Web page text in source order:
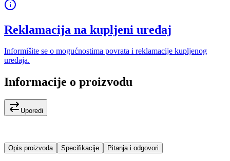
Reklamacija na kupljeni uređaj
Informišite se o mogućnostima povrata i reklamacije kupljenog
uređaja.
Informacije o proizvodu
Uporedi
Opis proizvoda Specifikacije Pitanja i odgovori